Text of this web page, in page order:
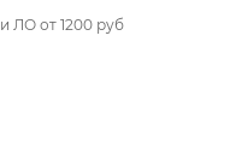
ЛО от 1200 руб